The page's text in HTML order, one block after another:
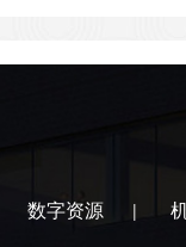
数字资源 |